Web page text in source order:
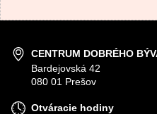
CENTRUM DOBRÉHO
Bardejovská 42
080 01 Prešov
Otváracie hodiny